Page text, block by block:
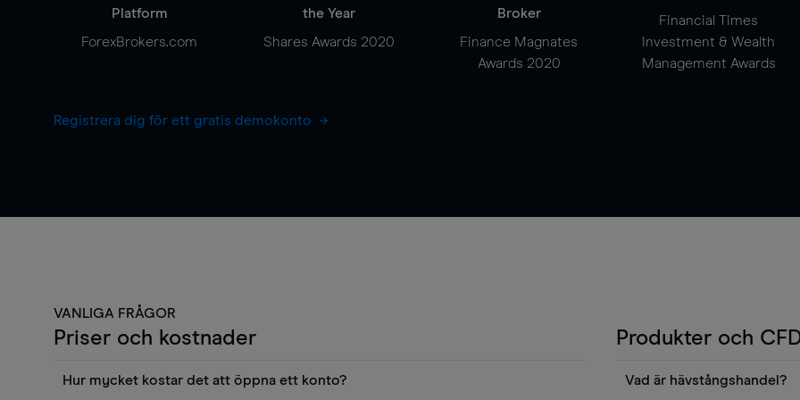
Platform
ForexBrokers.com
the Year
Shares Awards 2020
Broker
Finance Magnates
Awards 2020
Financial Times
Investment & Wealth
Management Awards
Registrera dig för ett gratis demokonto
VANLIGA FRÅGOR
Priser och kostnader
Hur mycket kostar det att öppna ett konto?
Produkter och
Vad är hävstångshandel?